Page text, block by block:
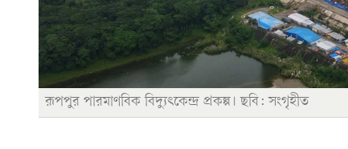
রূপপুর পারমাণবিক বিদ্যুৎকেন্দ্র প্রকল্প। ছবি: সংগৃহীত